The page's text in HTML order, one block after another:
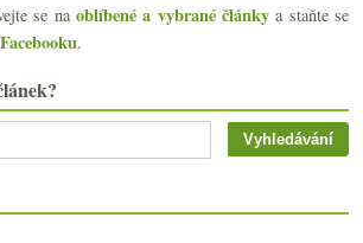
se naoblíbené a vybrané články a staňte se
.